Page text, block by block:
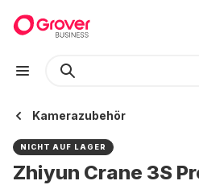
Kamerazubehör
NICHT AUF LAGER
Zhiyun Crane 3S